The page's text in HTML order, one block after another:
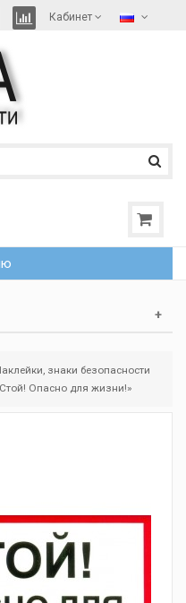
Кабинет
знаки безопасности
Опасно для жизни!»